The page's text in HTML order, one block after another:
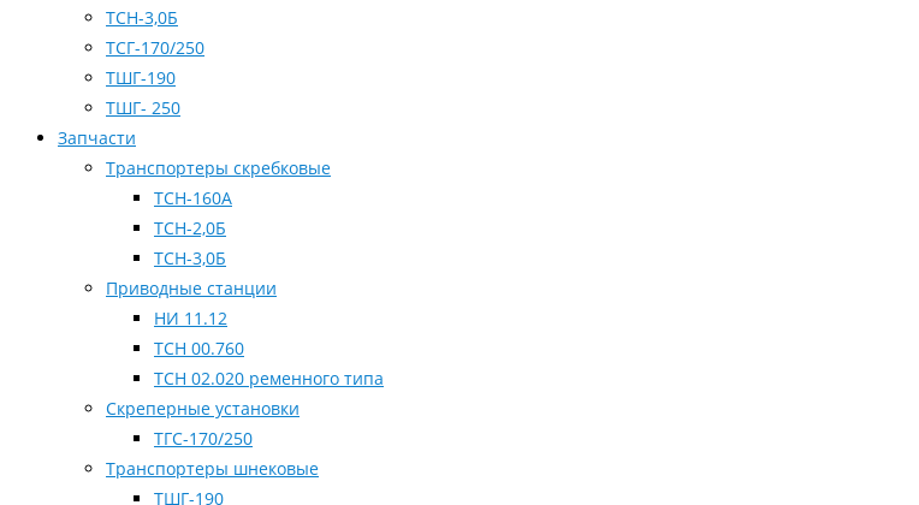
ТСН-3,0Б
ТСГ-170/250
ТШГ-190
ТШГ- 250
Запчасти
Транспортеры скребковые
ТСН-160А
ТСН-2,0Б
ТСН-3,0Б
Приводные станции
НИ 11.12
ТСН 00.760
ТСН 02.020 ременного типа
Скреперные установки
ТГС-170/250
Транспортеры шнековые
ТШГ-190